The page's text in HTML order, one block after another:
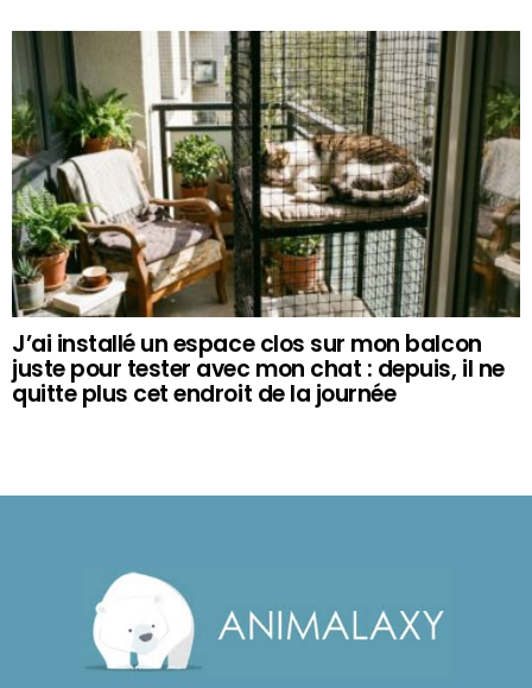
J’ai installé un espace clos sur mon balcon
juste pour tester avec mon chat : depuis, il ne
quitte plus cet endroit de la journée